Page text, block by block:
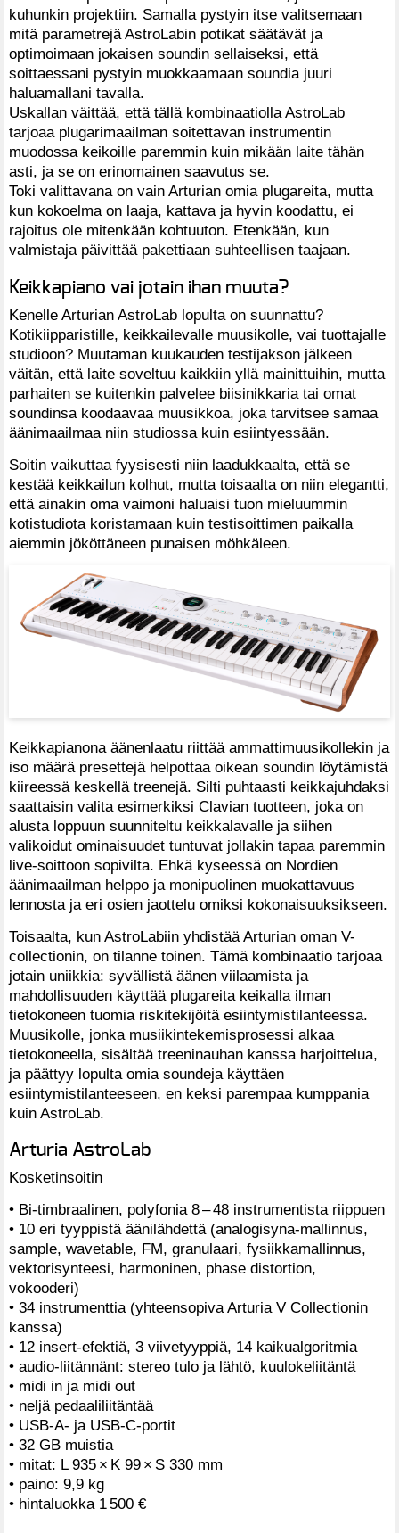
kuhunkin projektiin. Samalla pystyin itse valitsemaan
mitä parametrejä AstroLabin potikat säätävät ja
optimoimaan jokaisen soundin sellaiseksi, että
soittaessani pystyin muokkaamaan soundia juuri
haluamallani tavalla.
Uskallan väittää, että tällä kombinaatiolla AstroLab
tarjoaa plugarimaailman soitettavan instrumentin
muodossa keikoille paremmin kuin mikään laite tähän
asti, ja se on erinomainen saavutus se.
Toki valittavana on vain Arturian omia plugareita, mutta
kun kokoelma on laaja, kattava ja hyvin koodattu, ei
rajoitus ole mitenkään kohtuuton. Etenkään, kun
valmistaja päivittää pakettiaan suhteellisen taajaan.
Keikkapiano vai jotain ihan muuta?
Kenelle Arturian AstroLab lopulta on suunnattu?
Kotikiipparistille, keikkailevalle muusikolle, vai tuottajalle
studioon? Muutaman kuukauden testijakson jälkeen
väitän, että laite soveltuu kaikkiin yllä mainittuihin, mutta
parhaiten se kuitenkin palvelee biisinikkaria tai omat
soundinsa koodaavaa muusikkoa, joka tarvitsee samaa
äänimaailmaa niin studiossa kuin esiintyessään.
Soitin vaikuttaa fyysisesti niin laadukkaalta, että se
kestää keikkailun kolhut, mutta toisaalta on niin elegantti,
että ainakin oma vaimoni haluaisi tuon mieluummin
kotistudiota koristamaan kuin testisoittimen paikalla
aiemmin jököttäneen punaisen möhkäleen.
Keikkapianona äänenlaatu riittää ammattimuusikollekin ja
iso määrä presettejä helpottaa oikean soundin löytämistä
kiireessä keskellä treenejä. Silti puhtaasti keikkajuhdaksi
saattaisin valita esimerkiksi Clavian tuotteen, joka on
alusta loppuun suunniteltu keikkalavalle ja siihen
valikoidut ominaisuudet tuntuvat jollakin tapaa paremmin
live-soittoon sopivilta. Ehkä kyseessä on Nordien
äänimaailman helppo ja monipuolinen muokattavuus
lennosta ja eri osien jaottelu omiksi kokonaisuuksikseen.
Toisaalta, kun AstroLabiin yhdistää Arturian oman V-
collectionin, on tilanne toinen. Tämä kombinaatio tarjoaa
jotain uniikkia: syvällistä äänen viilaamista ja
mahdollisuuden käyttää plugareita keikalla ilman
tietokoneen tuomia riskitekijöitä esiintymistilanteessa.
Muusikolle, jonka musiikintekemisprosessi alkaa
tietokoneella, sisältää treeninauhan kanssa harjoittelua,
ja päättyy lopulta omia soundeja käyttäen
esiintymistilanteeseen, en keksi parempaa kumppania
kuin AstroLab.
Arturia AstroLab
Kosketinsoitin
• Bi-timbraalinen, polyfonia 8 – 48 instrumentista riippuen
• 10 eri tyyppistä äänilähdettä (analogisyna-mallinnus,
sample, wavetable, FM, granulaari, fysiikkamallinnus,
vektorisynteesi, harmoninen, phase distortion,
vokooderi)
• 34 instrumenttia (yhteensopiva Arturia V Collectionin
kanssa)
• 12 insert-efektiä, 3 viivetyyppiä, 14 kaikualgoritmia
• audio-liitännänt: stereo tulo ja lähtö, kuulokeliitäntä
• midi in ja midi out
• neljä pedaaliliitäntää
• USB-A- ja USB-C-portit
• 32 GB muistia
• mitat: L 935 × K 99 × S 330 mm
• paino: 9,9 kg
• hintaluokka 1 500 €